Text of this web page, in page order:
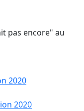
pas encore" au
2020
2020